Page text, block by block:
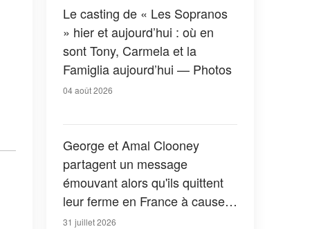
Le casting de « Les Sopranos
» hier et aujourd’hui : où en
sont Tony, Carmela et la
Famiglia aujourd’hui — Photos
04 août 2026
George et Amal Clooney
partagent un message
émouvant alors qu'ils quittent
leur ferme en France à cause
des feux de forêt — Tous les
31 juillet 2026